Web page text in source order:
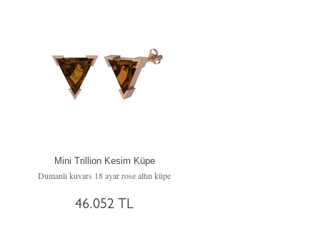
Mini Trillion Kesim Küpe
Dumanlı kuvars 18 ayar rose altın küpe
46.052 TL